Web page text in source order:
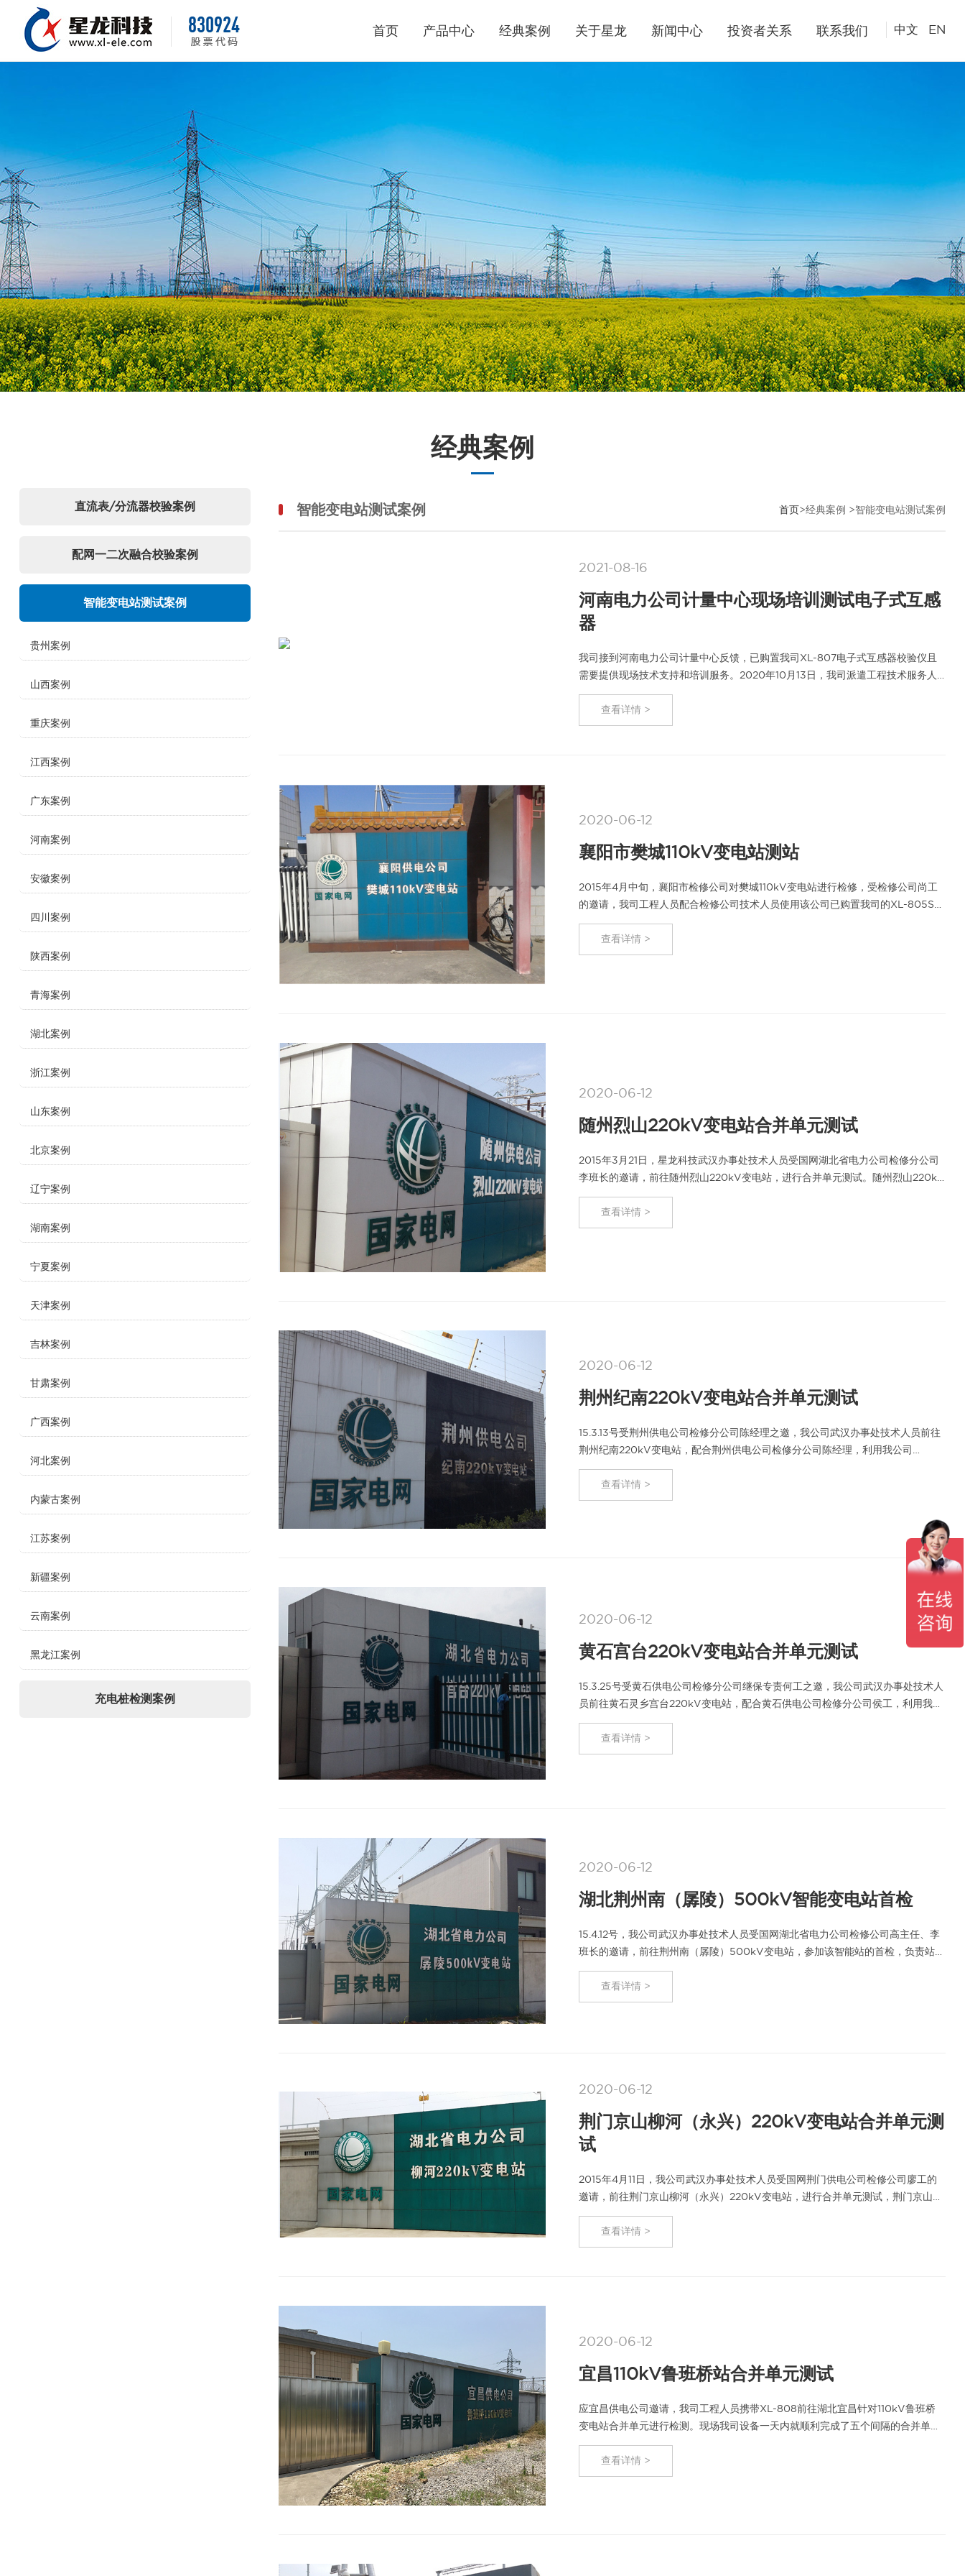
中文 EN
首页 产品中心 经典案例 关于星龙 新闻中心 投资者关系 联系我们
经典案例
直流表/分流器校验案例
配网一二次融合校验案例
智能变电站测试案例
贵州案例
山西案例
重庆案例
江西案例
广东案例
河南案例
安徽案例
四川案例
陕西案例
青海案例
湖北案例
浙江案例
山东案例
北京案例
辽宁案例
湖南案例
宁夏案例
天津案例
吉林案例
甘肃案例
广西案例
河北案例
内蒙古案例
江苏案例
新疆案例
云南案例
黑龙江案例
充电桩检测案例
智能变电站测试案例 首页>经典案例 >智能变电站测试案例
2021-08-16
河南电力公司计量中心现场培训测试电子式互感
器
我司接到河南电力公司计量中心反馈，已购置我司XL-807电子式互感器校验仪且
需要提供现场技术支持和培训服务。2020年10月13日，我司派遣工程技术服务人
员，与河南电力公司计…
查看详情 >
2020-06-12
襄阳市樊城110kV变电站测站
2015年4月中旬，襄阳市检修公司对樊城110kV变电站进行检修，受检修公司尚工
的邀请，我司工程人员配合检修公司技术人员使用该公司已购置我司的XL-805SA
合并单元测试仪对该站…
查看详情 >
2020-06-12
随州烈山220kV变电站合并单元测试
2015年3月21日，星龙科技武汉办事处技术人员受国网湖北省电力公司检修分公司
李班长的邀请，前往随州烈山220kV变电站，进行合并单元测试。随州烈山220kV
变电站该次检修为部…
查看详情 >
2020-06-12
荆州纪南220kV变电站合并单元测试
15.3.13号受荆州供电公司检修分公司陈经理之邀，我公司武汉办事处技术人员前往
荆州纪南220kV变电站，配合荆州供电公司检修分公司陈经理，利用我公司
805SA合并单元测试仪对…
查看详情 >
2020-06-12
黄石宫台220kV变电站合并单元测试
15.3.25号受黄石供电公司检修分公司继保专责何工之邀，我公司武汉办事处技术人
员前往黄石灵乡宫台220kV变电站，配合黄石供电公司检修分公司侯工，利用我公
司805SA合并单元…
查看详情 >
2020-06-12
湖北荆州南（孱陵）500kV智能变电站首检
15.4.12号，我公司武汉办事处技术人员受国网湖北省电力公司检修公司高主任、李
班长的邀请，前往荆州南（孱陵）500kV变电站，参加该智能站的首检，负责站内
所有合并单元的测…
查看详情 >
2020-06-12
荆门京山柳河（永兴）220kV变电站合并单元测
试
2015年4月11日，我公司武汉办事处技术人员受国网荆门供电公司检修公司廖工的
邀请，前往荆门京山柳河（永兴）220kV变电站，进行合并单元测试，荆门京山柳
河（永兴）220kV变…
查看详情 >
2020-06-12
宜昌110kV鲁班桥站合并单元测试
应宜昌供电公司邀请，我司工程人员携带XL-808前往湖北宜昌针对110kV鲁班桥
变电站合并单元进行检测。现场我司设备一天内就顺利完成了五个间隔的合并单元
的测试，以其高效率…
查看详情 >